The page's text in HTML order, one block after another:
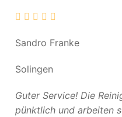
Sandro Franke
Solingen
Guter Service! Die
pünktlich und arbeiten